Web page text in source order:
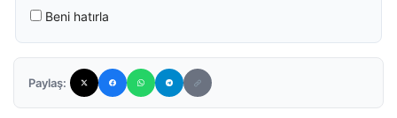
Beni hatırla
Paylaş: